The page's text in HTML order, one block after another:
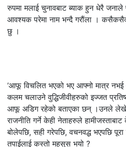
रुपमा मलाई चुनावबाट ब्याक हुन धेरै
आवश्यक परेमा नाम भन्दै गरौंला ।
छु ।
’आफू विचलित भएको भए आफ्नो मात्र
कलम चलाउने वुद्धिजीवीहरुको इज्जत
आफू अडिग रहेको बताएका छन् ।उनले
राजनीति गर्ने केही नेताहरुले हामीजस्ताबाट
बोलेपछि, सही गरेपछि, वचनवद्ध भएपछि पूरा
तपाईलाई कस्तो महसुस भयो ?